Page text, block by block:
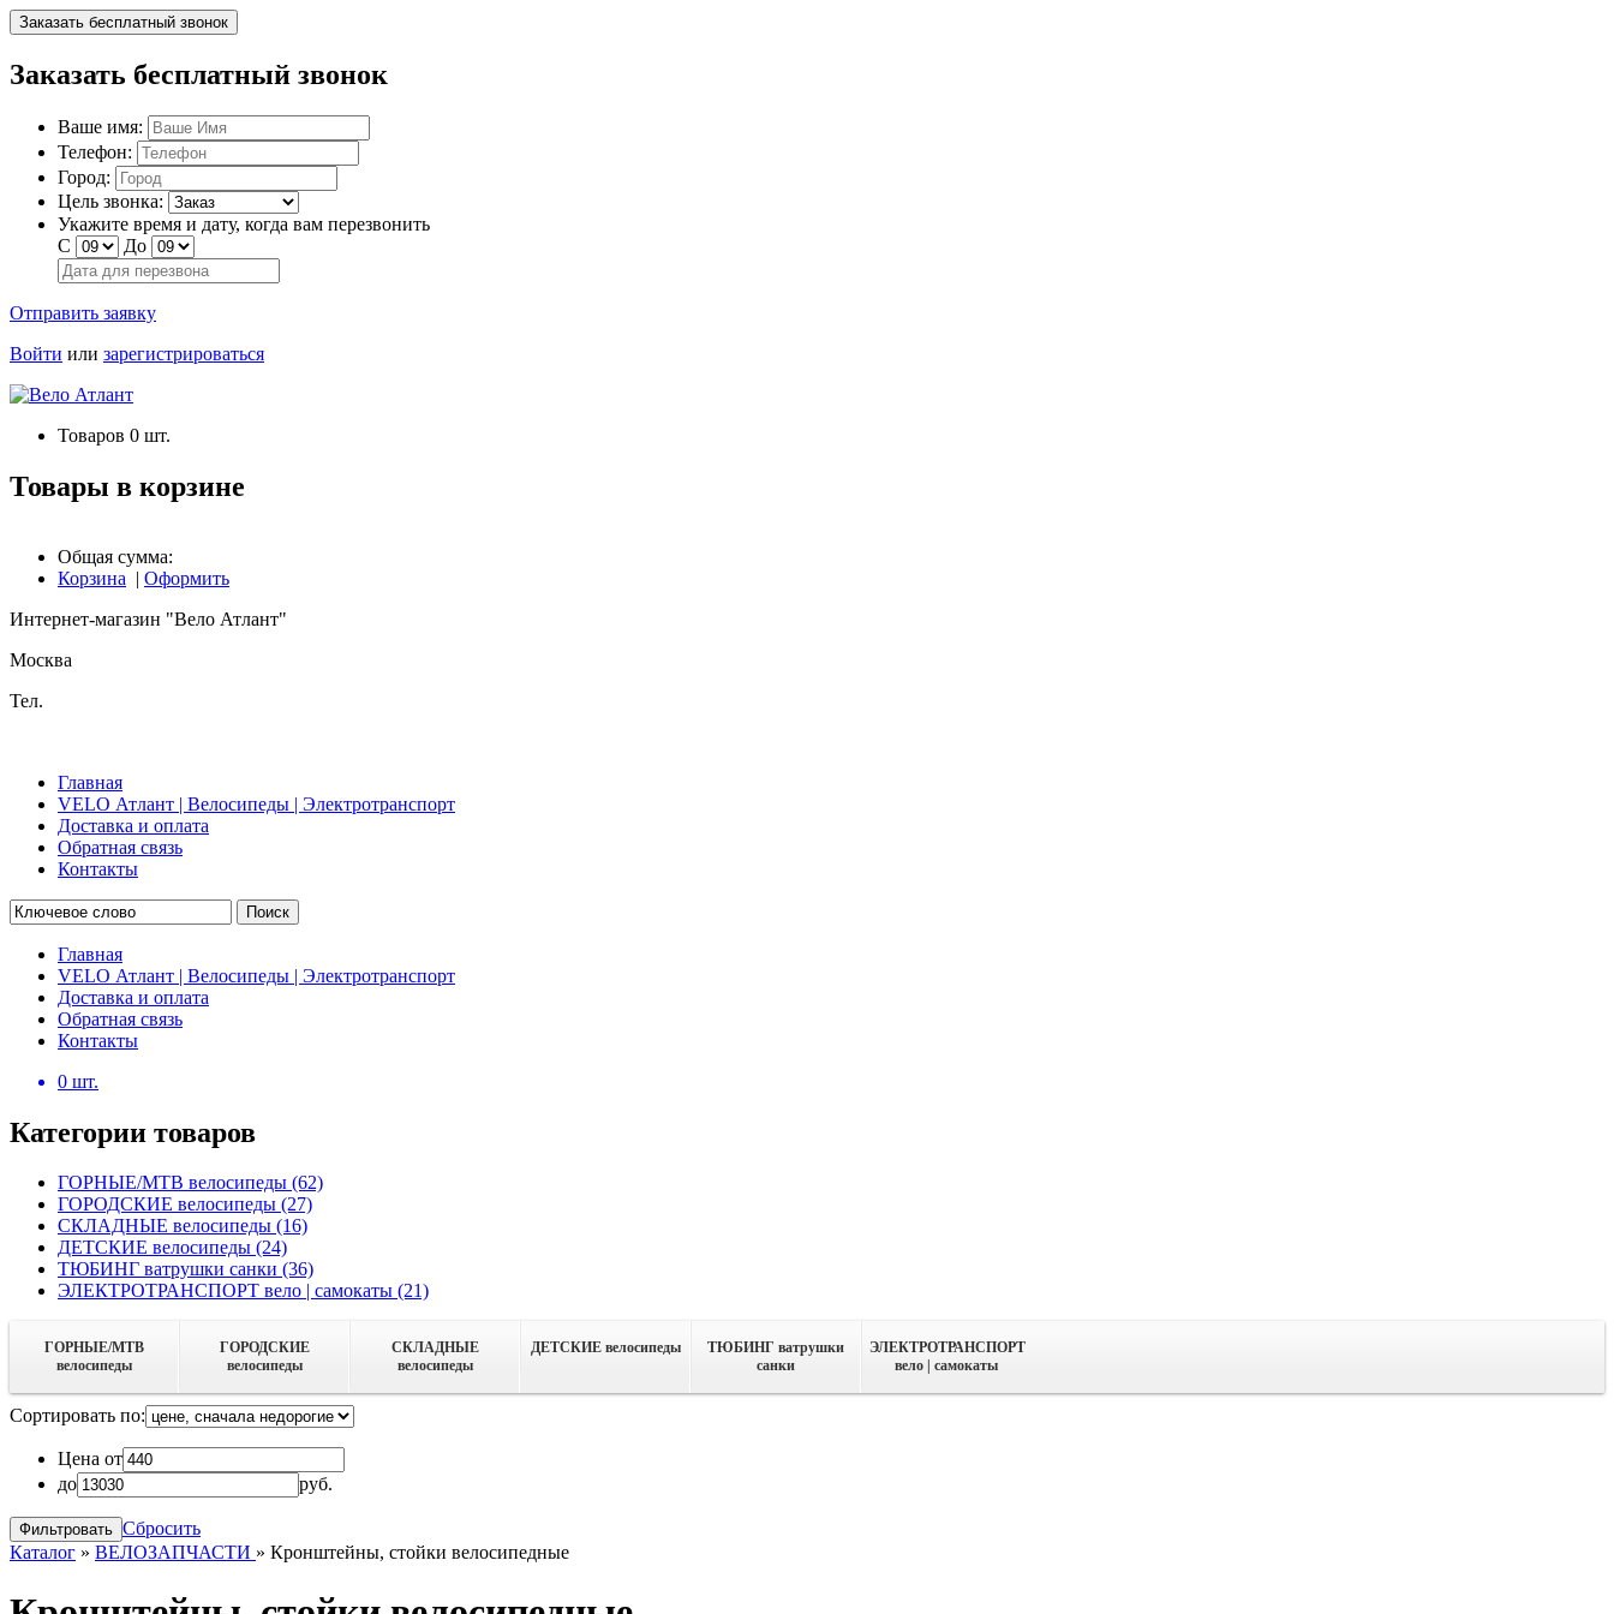
Заказать бесплатный звонок
Заказать бесплатный звонок
Ваше имя:
Телефон:
Город:
Цель звонка:
Укажите время и дату, когда вам перезвонить
С
До
Отправить заявку
Войти или зарегистрироваться
Товаров 0 шт.
Товары в корзине
Общая сумма:
Корзина | Оформить
Интернет-магазин "Вело Атлант"
Москва
Тел.
Главная
VELO Атлант | Велосипеды | Электротранспорт
Доставка и оплата
Обратная связь
Контакты
Поиск
Главная
VELO Атлант | Велосипеды | Электротранспорт
Доставка и оплата
Обратная связь
Контакты
0 шт.
Категории товаров
ГОРНЫЕ/MTB велосипеды (62)
ГОРОДСКИЕ велосипеды (27)
СКЛАДНЫЕ велосипеды (16)
ДЕТСКИЕ велосипеды (24)
ТЮБИНГ ватрушки санки (36)
ЭЛЕКТРОТРАНСПОРТ вело | самокаты (21)
ГОРНЫЕ/MTB
велосипеды
ГОРОДСКИЕ
велосипеды
СКЛАДНЫЕ
велосипеды
ДЕТСКИЕ велосипеды
ТЮБИНГ ватрушки
санки
ЭЛЕКТРОТРАНСПОРТ
вело | самокаты
Сортировать по:
Цена от
до
руб.
Сбросить
Каталог » ВЕЛОЗАПЧАСТИ » Кронштейны, стойки велосипедные